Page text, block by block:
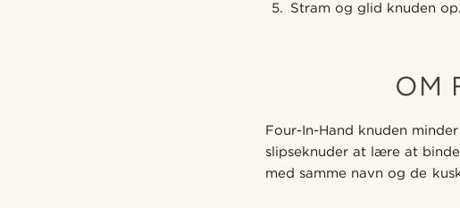
Stram og glid knuden op.
OM
Four-In-Hand knuden
slipseknuder at lære at
med samme navn og de